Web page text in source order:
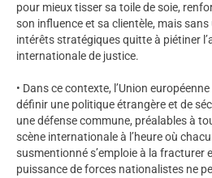
pour mieux tisser sa toile de soie,
son influence et sa clientèle, mais
intérêts stratégiques quitte à piétiner
internationale de justice.
• Dans ce contexte, l’Union
définir une politique étrangère et de
une défense commune, préalables à
scène internationale à l’heure où
susmentionné s’emploie à la fracturer
puissance de forces nationalistes ne